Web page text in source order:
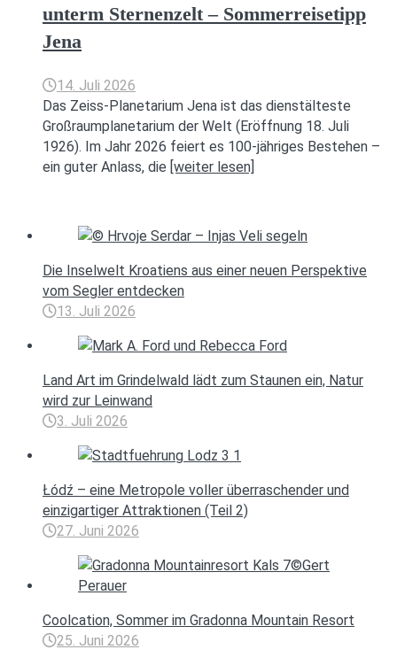
unterm Sternenzelt – Sommerreisetipp
Jena
14. Juli 2026
Das Zeiss-Planetarium Jena ist das dienstälteste
Großraumplanetarium der Welt (Eröffnung 18. Juli
1926). Im Jahr 2026 feiert es 100-jähriges Bestehen –
ein guter Anlass, die [weiter lesen]
Die Inselwelt Kroatiens aus einer neuen Perspektive
vom Segler entdecken
13. Juli 2026
Land Art im Grindelwald lädt zum Staunen ein, Natur
wird zur Leinwand
3. Juli 2026
Łódź – eine Metropole voller überraschender und
einzigartiger Attraktionen (Teil 2)
27. Juni 2026
Coolcation, Sommer im Gradonna Mountain Resort
25. Juni 2026